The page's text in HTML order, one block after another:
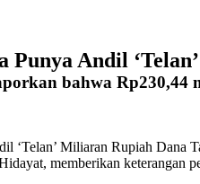
Punya Andil
bahwa
memberikan keterangan